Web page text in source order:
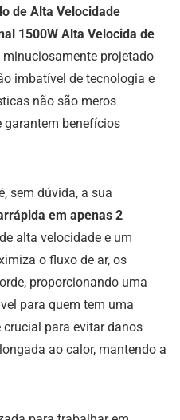
de Alta Velocidade
1500W Alta Velocida de
projetado
imbatível de tecnologia e
não são meros
garantem benefícios
sem dúvida, a sua
em apenas 2
alta velocidade e um
o fluxo de ar, os
proporcionando uma
para quem tem uma
para evitar danos
ao calor, mantendo a